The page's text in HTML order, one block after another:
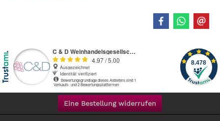
Eine Bestellung widerrufen